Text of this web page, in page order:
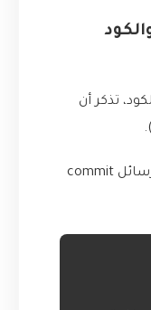
تذكر أن
اكتب رسائل commit